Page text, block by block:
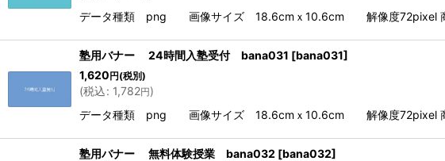
データ種類 png 画像サイズ 18.6cmｘ10.6cm 解像度72pixel 商
塾用バナー 24時間入塾受付 bana031 [bana031]
1,620円(税別)
(税込: 1,782円)
データ種類 png 画像サイズ 18.6cmｘ10.6cm 解像度72pixel 商
塾用バナー 無料体験授業 bana032 [bana032]